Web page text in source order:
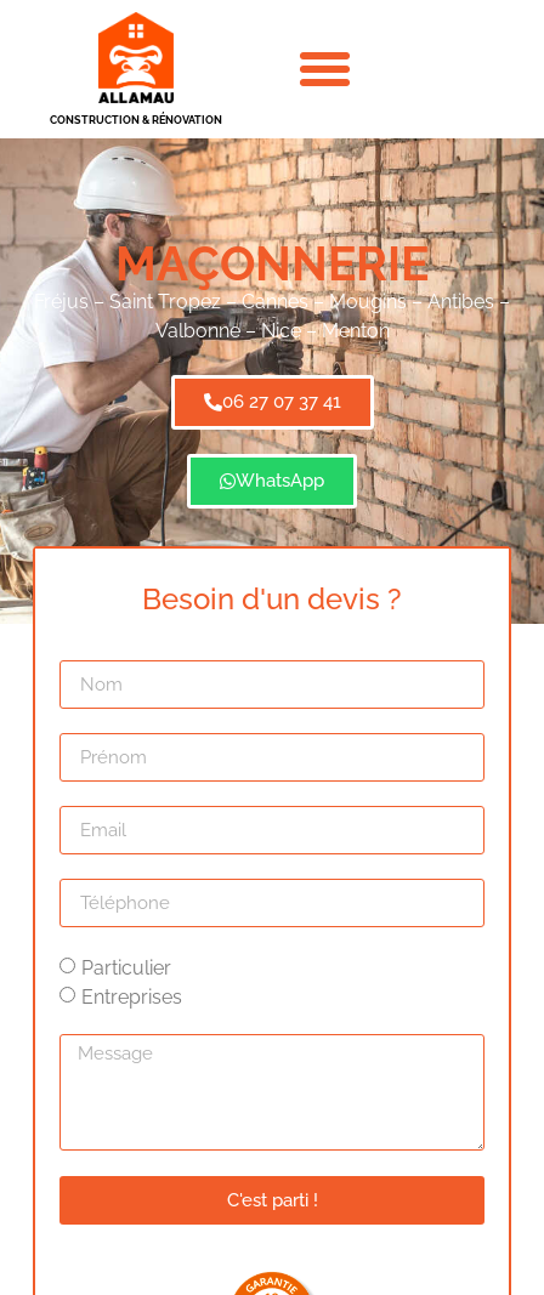
CONSTRUCTION & RÉNOVATION
MAÇONNERIE
Fréjus – Saint Tropez – Cannes – Mougins – Antibes –
Valbonne – Nice – Menton
06 27 07 37 41
WhatsApp
Besoin d'un devis ?
Particulier
Entreprises
C'est parti !